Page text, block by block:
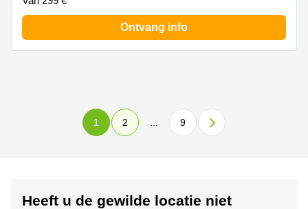
Ontvang info
1 2 9
Heeft u de gewilde locatie niet